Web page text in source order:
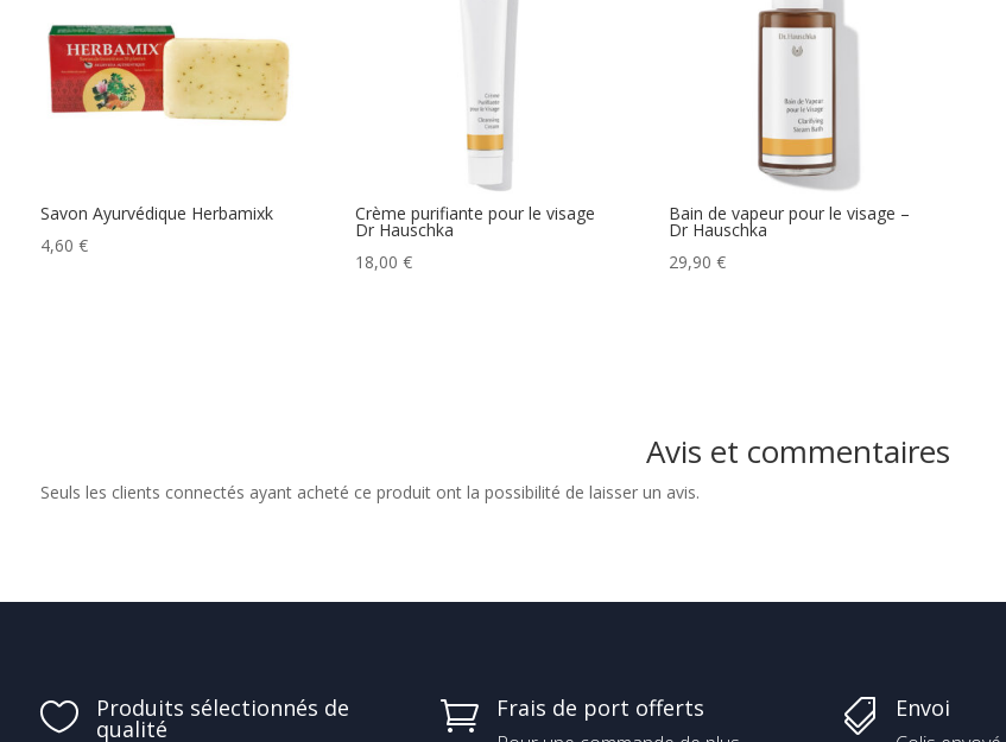
Savon Ayurvédique Herbamixk
4,60 €
Crème purifiante pour le visage
Dr Hauschka
18,00 €
Bain de vapeur pour le visage –
Dr Hauschka
29,90€
Avis et commentaires
Seuls les clients connectés ayant acheté ce produit ont la possibilité de laisser un avis.
 Produits sélectionnés de
qualité  Frais de port offerts  Envoi